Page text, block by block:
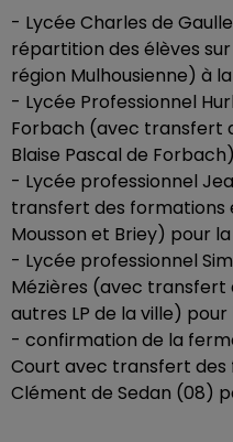
- Lycée Charles de
répartition des élèves
région Mulhousienne) à
- Lycée Professionnel
Forbach (avec transfert
Blaise Pascal de
- Lycée professionnel
transfert des formations
Mousson et Briey) pour
- Lycée professionnel
Mézières (avec transfert
autres LP de la ville)
- confirmation de la
Court avec transfert des
Clément de Sedan (08)